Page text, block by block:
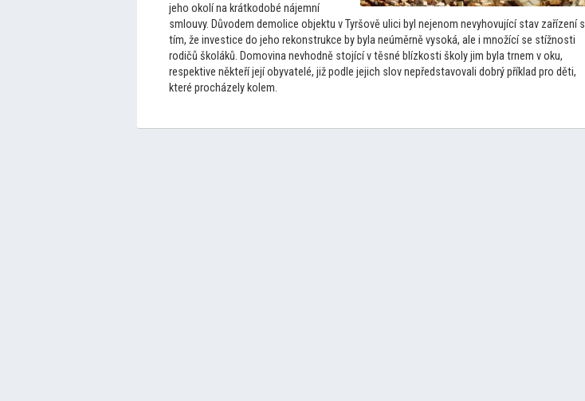
jeho okolí na krátkodobé nájemní
smlouvy. Důvodem demolice objektu v Tyršově ulici byl nejenom nevyhovující stav zařízení s
tím, že investice do jeho rekonstrukce by byla neúměrně vysoká, ale i množící se stížnosti
rodičů školáků. Domovina nevhodně stojící v těsné blízkosti školy jim byla trnem v oku,
respektive někteří její obyvatelé, již podle jejich slov nepředstavovali dobrý příklad pro děti,
které procházely kolem.